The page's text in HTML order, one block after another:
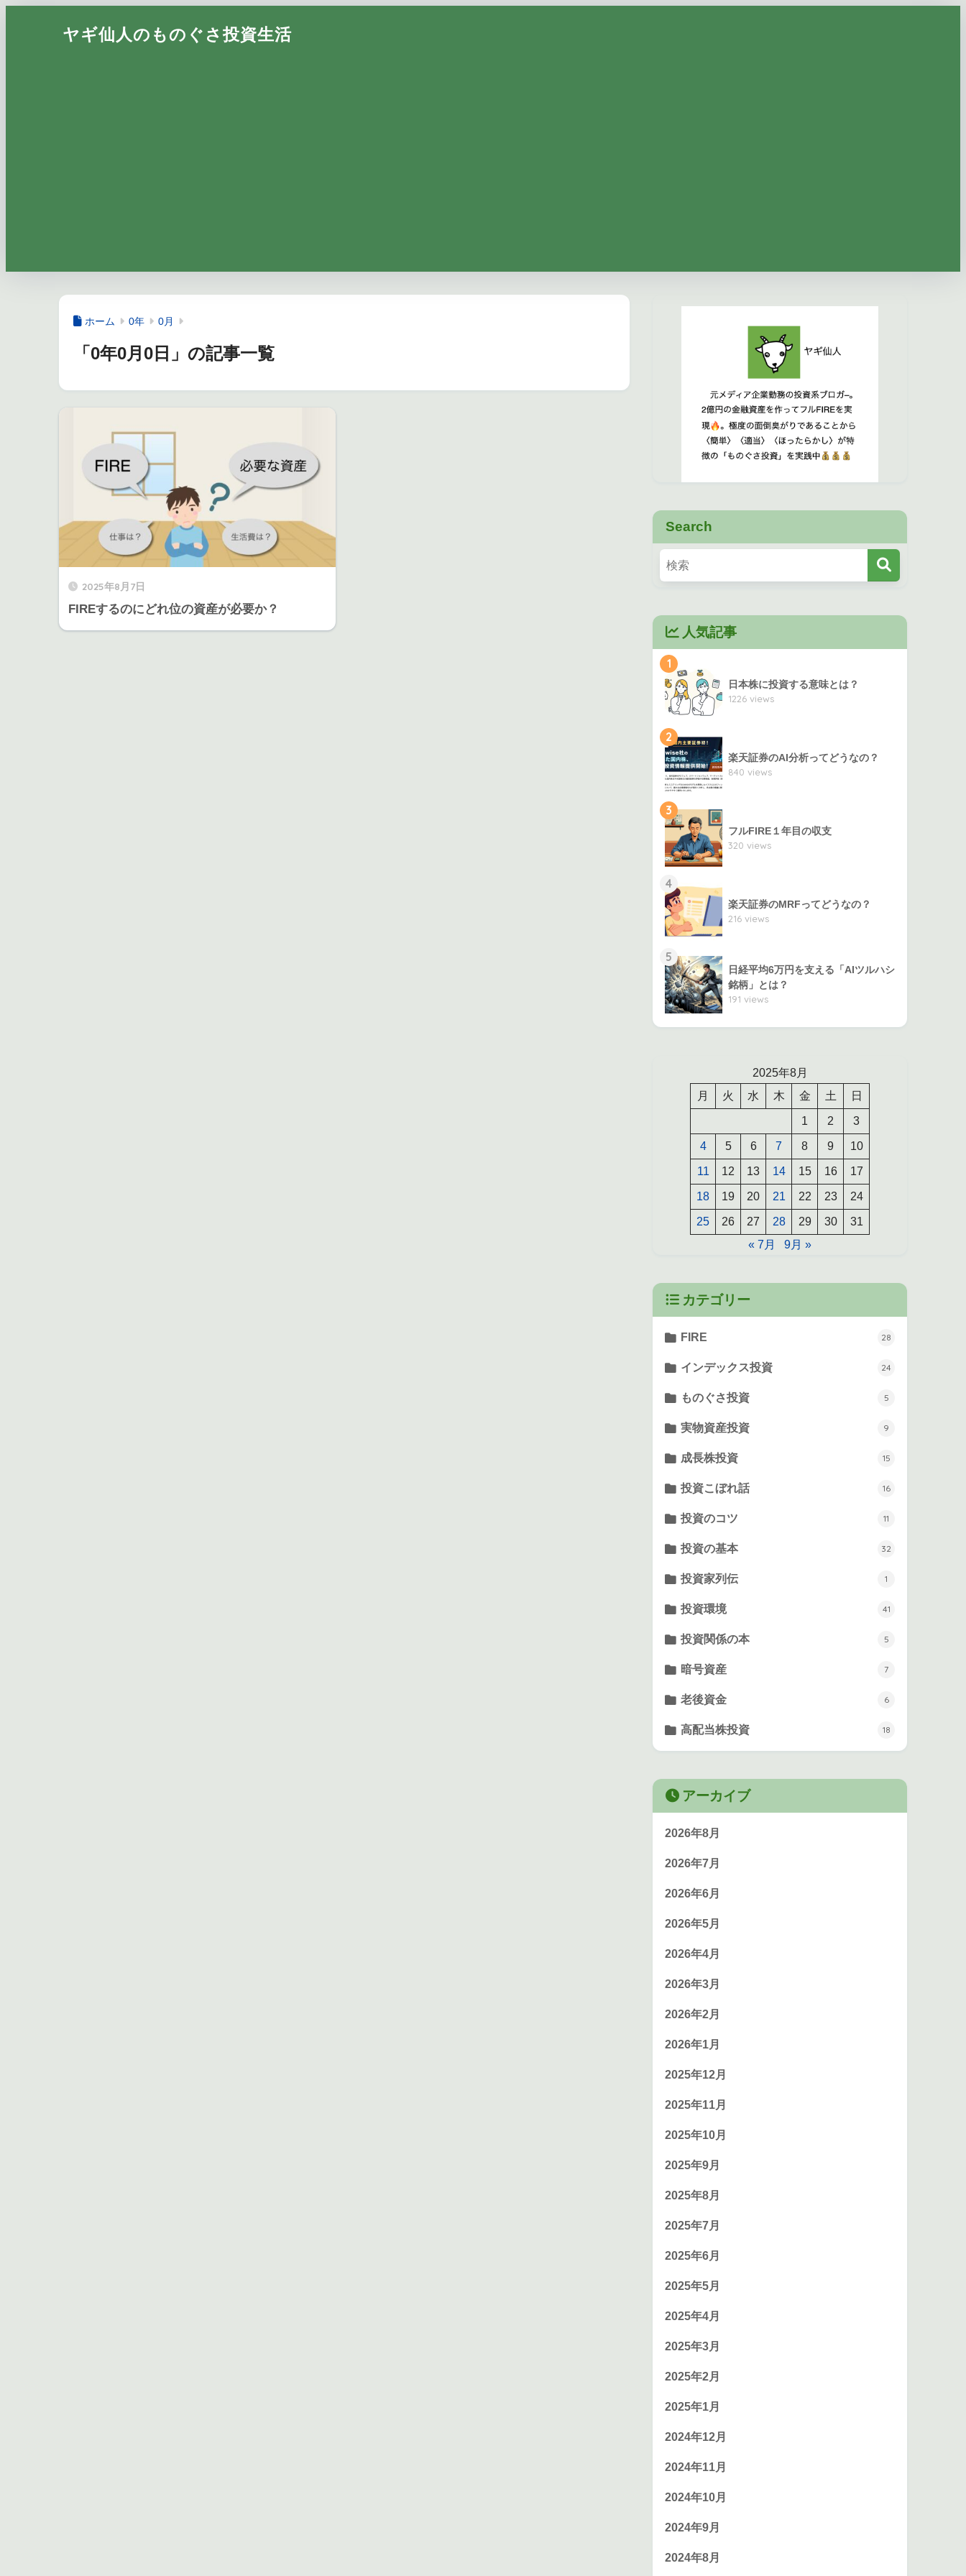
ヤギ仙人のものぐさ投資生活
ホーム 0年 0月
「0年0月0日」の記事一覧
2025年8月7日
FIREするのにどれ位の資産が必要か？
Search
人気記事
1
日本株に投資する意味とは？
1226 views
2
楽天証券のAI分析ってどうなの？
840 views
3
フルFIRE１年目の収支
320 views
4
楽天証券のMRFってどうなの？
216 views
5
日経平均6万円を支える「AIツルハシ
銘柄」とは？
191 views
2025年8月
月
火 水 木 金 土 日
1 2 3
4 5 6 7 8 9 10
11 12 13 14 15 16 17
18 19 20 21 22 23 24
25 26 27 28 29 30
31
« 7月
9月 »
カテゴリー
FIRE 28
インデックス投資 24
ものぐさ投資 5
実物資産投資 9
成長株投資 15
投資こぼれ話 16
投資のコツ 11
投資の基本 32
投資家列伝 1
投資環境 41
投資関係の本 5
暗号資産 7
老後資金 6
高配当株投資 18
アーカイブ
2026年8月
2026年7月
2026年6月
2026年5月
2026年4月
2026年3月
2026年2月
2026年1月
2025年12月
2025年11月
2025年10月
2025年9月
2025年8月
2025年7月
2025年6月
2025年5月
2025年4月
2025年3月
2025年2月
2025年1月
2024年12月
2024年11月
2024年10月
2024年9月
2024年8月